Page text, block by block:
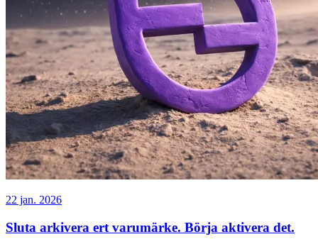
22 jan. 2026
Sluta arkivera ert varumärke. Börja aktivera det.